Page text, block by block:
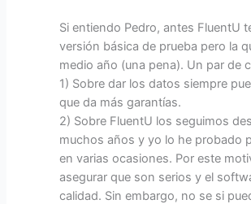
Si entiendo Pedro, antes FluentU
versión básica de prueba pero la
medio año (una pena). Un par de
1) Sobre dar los datos siempre
que da más garantías.
2) Sobre FluentU los seguimos
muchos años y yo lo he probado
en varias ocasiones. Por este
asegurar que son serios y el
calidad. Sin embargo, no se si